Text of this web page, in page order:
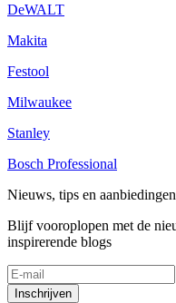
DeWALT
Makita
Festool
Milwaukee
Stanley
Bosch Professional
Nieuws, tips en aanbiedingen
Blijf vooroplopen met de
inspirerende blogs
Inschrijven